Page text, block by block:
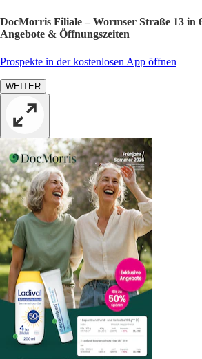
DocMorris Filiale – Wormser Straße 13 in
Angebote & Öffnungszeiten
Prospekte in der kostenlosen App öffnen
WEITER